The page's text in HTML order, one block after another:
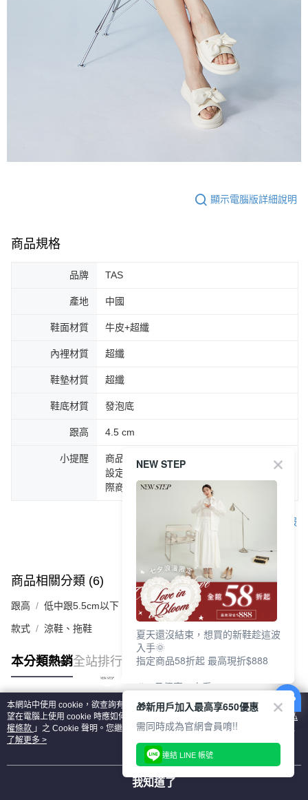
顯示電腦版詳細說明
商品規格
品牌 TAS
產地 中國
鞋面材質 牛皮+超纖
內裡材質 超纖
鞋墊材質 超纖
鞋底材質 發泡底
跟高 4.5 cm
小提醒
商品圖片顏色會因拍攝燈光環境或個人螢幕
設定不同，而造成部份色差現象，顏色以實
際商品為主。
客服
商品相關分類 (6) 查看全部
跟高 低中跟5.5cm以下
款式 涼鞋、拖鞋
本分類熱銷全站排行
熱門標籤
本網站中使用 cookie，欲查詢有關本網站使用 cookie 方式之詳情，及若您不希
望在電腦上使用 cookie 時應如何變更電腦的 cookie 設定，請參閱本網站「
隱私
權條款 」之 Cookie 聲明。您繼續使用本網站即表示您同意本公司得按本網站使
用條款之 Cookie 聲明使用 cookie。
了解更多 >
我知道了
NEW STEP
夏天還沒結束，想買的新鞋趁這波
入手🌞
指定商品58折起 最高現折$888
🎉 8月優惠一次看
①LINE購物最高10%回饋
②每周限定品現折200
③指定商品58折起 最高現折$888
上班鞋、休閒鞋、涼鞋一次逛齊
好搭、出遊好走、聚會也漂亮
🎁新用戶加入最高享650優惠
需同時成為官網會員唷!!
連結 LINE 帳號